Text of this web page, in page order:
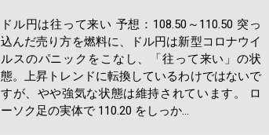
ドル円は往って来い 予想：108.50～110.50 突っ
込んだ売り方を燃料に、ドル円は新型コロナウイ
ルスのパニックをこなし、「往って来い」の状
態。上昇トレンドに転換しているわけではないで
すが、やや強気な状態は維持されています。 ロ
ーソク足の実体で 110.20 をしっか...